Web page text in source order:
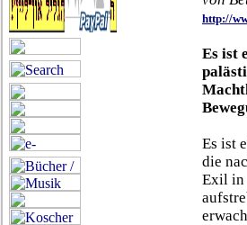
http://
Es ist
Es ist
die
Exil in